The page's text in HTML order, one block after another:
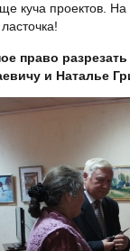
куча проектов.
право
и Наталье